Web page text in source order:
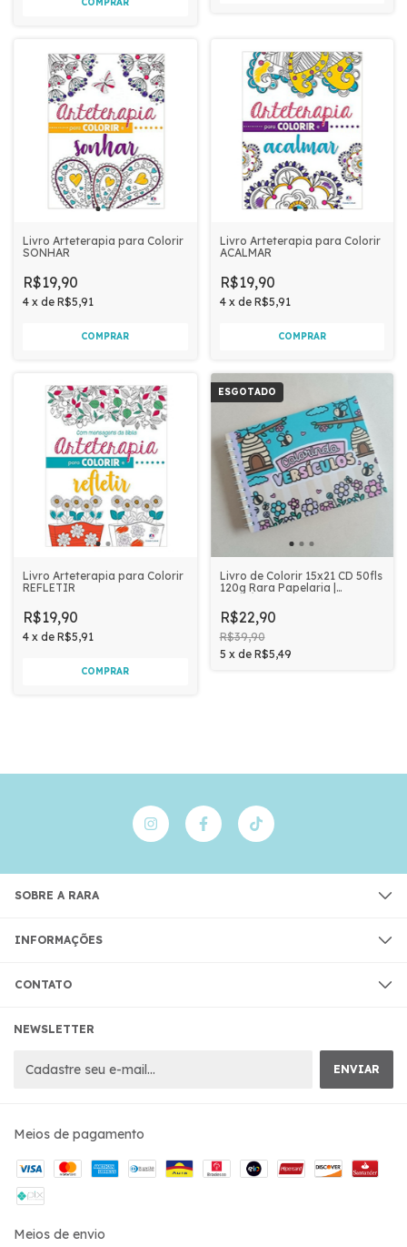
Livro Arteterapia para Colorir
SONHAR
R$19,90
4 x de R$5,91
Livro Arteterapia para Colorir
ACALMAR
R$19,90
4 x de R$5,91
Livro Arteterapia para Colorir
REFLETIR
R$19,90
4 x de R$5,91
ESGOTADO
Livro de Colorir 15x21 CD 50fls
120g Rara Papelaria |
R$22,90
R$39,90
5 x de R$5,49
SOBRE A RARA
INFORMAÇÕES
CONTATO
NEWSLETTER
Meios de pagamento
Meios de envio